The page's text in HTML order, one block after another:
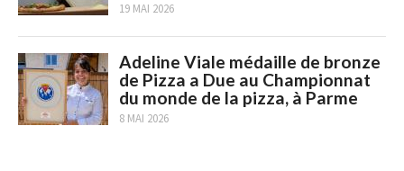
19 MAI 2026
Adeline Viale médaille de bronze
de Pizza a Due au Championnat
du monde de la pizza, à Parme
8 MAI 2026